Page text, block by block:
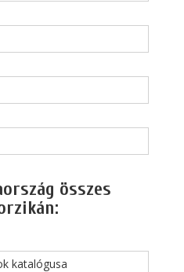
összes
katalógusa